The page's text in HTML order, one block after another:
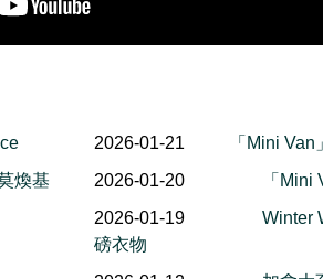
煥基
2026-01-21
「Mini
2026-01-20
「
2026-01-19
Winter
磅衣物